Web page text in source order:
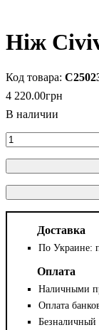
Ніж
4 220.00грн
Доставка
По Украине:
Оплата
Наличными
Оплата
Безналичный